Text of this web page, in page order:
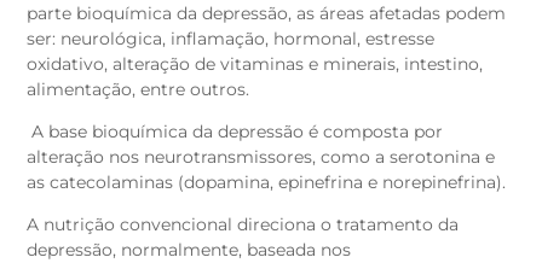
parte bioquímica da depressão, as áreas afetadas podem
ser: neurológica, inflamação, hormonal, estresse
oxidativo, alteração de vitaminas e minerais, intestino,
alimentação, entre outros.
A base bioquímica da depressão é composta por
alteração nos neurotransmissores, como a serotonina e
as catecolaminas (dopamina, epinefrina e norepinefrina).
A nutrição convencional direciona o tratamento da
depressão, normalmente, baseada nos